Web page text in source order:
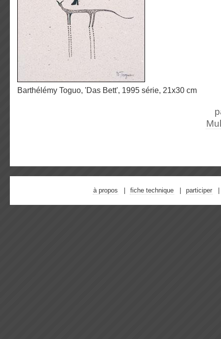
Barthélémy Toguo, 'Das Bett', 1995 série, 21x30 cm
à propos fiche technique participer